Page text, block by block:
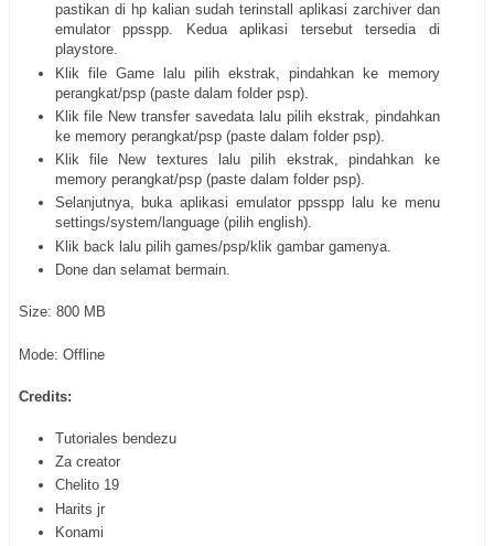
pastikan di hp kalian sudah terinstall aplikasi zarchiver dan
emulator ppsspp. Kedua aplikasi tersebut tersedia di
playstore.
Klik file Game lalu pilih ekstrak, pindahkan ke memory
perangkat/psp (paste dalam folder psp).
Klik file New transfer savedata lalu pilih ekstrak, pindahkan
ke memory perangkat/psp (paste dalam folder psp).
Klik file New textures lalu pilih ekstrak, pindahkan ke
memory perangkat/psp (paste dalam folder psp).
Selanjutnya, buka aplikasi emulator ppsspp lalu ke menu
settings/system/language (pilih english).
Klik back lalu pilih games/psp/klik gambar gamenya.
Done dan selamat bermain.
Size: 800 MB
Mode: Offline
Credits:
Tutoriales bendezu
Za creator
Chelito 19
Harits jr
Konami